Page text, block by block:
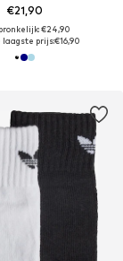
€21,90
€24,90
laagste prijs:€16,90